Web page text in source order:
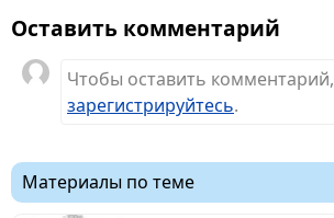
Оставить комментарий
Чтобы оставить комментарий,
зарегистрируйтесь.
Материалы по теме